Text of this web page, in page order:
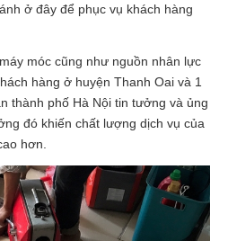
ở đây để phục vụ khách hàng
móc cũng như nguồn nhân lực
hàng ở huyện Thanh Oai và 1
thành phố Hà Nội tin tưởng và ủng
đó khiến chất lượng dịch vụ của
hơn.